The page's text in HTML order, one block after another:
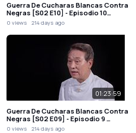
Guerra De Cucharas Blancas Contra
Negras [S02 E10] - Episodio 10…
0 views 214 days ago
01:23:59
Guerra De Cucharas Blancas Contra
Negras [S02 E09] - Episodio 9 …
0 views 214 days ago